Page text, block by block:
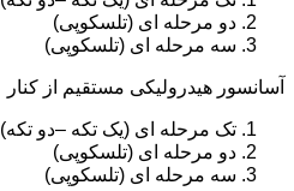
دو مرحله ای (تلسکوپی)
سه مرحله ای (تلسکوپی)
آسانسور هیدرولیکی مستقیم از کنار
تک مرحله ای (یک تکه –دو تکه)
دو مرحله ای (تلسکوپی)
سه مرحله ای (تلسکوپی)